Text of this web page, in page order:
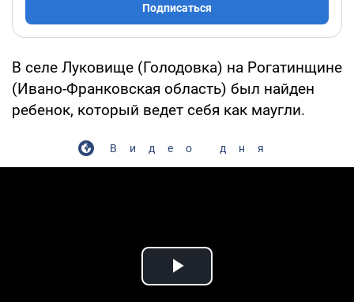
Подписаться
В селе Луковище (Голодовка) на Рогатинщине
(Ивано-Франковская область) был найден
ребенок, который ведет себя как маугли.
Видео дня
Play Video